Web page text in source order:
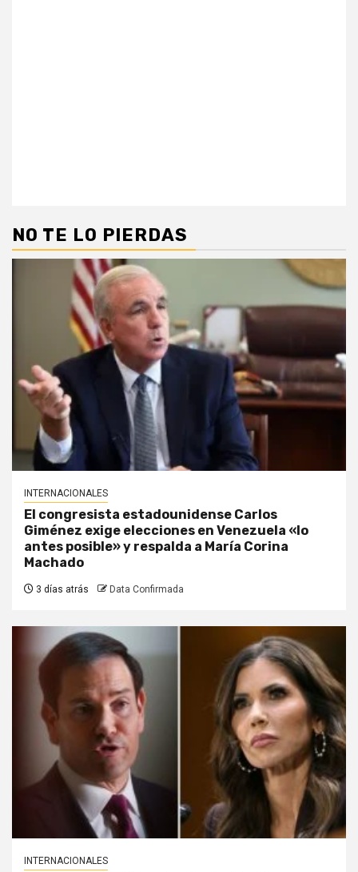
NO TE LO PIERDAS
INTERNACIONALES
El congresista estadounidense Carlos
Giménez exige elecciones en Venezuela «lo
antes posible» y respalda a María Corina
Machado
3 días atrás Data Confirmada
INTERNACIONALES